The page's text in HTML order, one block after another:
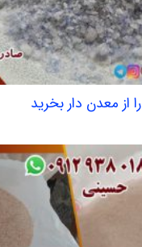
از معدن دار بخرید